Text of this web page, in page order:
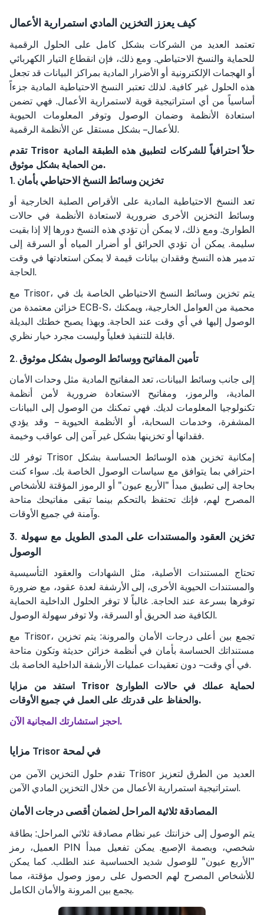
كيف يعزز التخزين المادي استمرارية الأعمال
تعتمد العديد من الشركات بشكل كامل على الحلول الرقمية
للحماية والنسخ الاحتياطي. ومع ذلك، فإن انقطاع التيار الكهربائي
أو الهجمات الإلكترونية أو الأضرار المادية بمراكز البيانات قد تجعل
هذه الحلول غير كافية. لذلك تعتبر النسخ الاحتياطية المادية جزءاً
أساسياً من أي استراتيجية قوية لاستمرارية الأعمال. فهي تضمن
استعادة الأنظمة وضمان الوصول وتوفر المعلومات الحيوية
للأعمال – بشكل مستقل عن الأنظمة الرقمية.
تقدم Trisor حلاً احترافياً للشركات لتطبيق هذه الطبقة المادية
من الحماية بشكل موثوق.
1. تخزين وسائط النسخ الاحتياطي بأمان
تعد النسخ الاحتياطية المادية على الأقراص الصلبة الخارجية أو
وسائط التخزين الأخرى ضرورية لاستعادة الأنظمة في حالات
الطوارئ. ومع ذلك، لا يمكن أن تؤدي هذه النسخ دورها إلا إذا بقيت
سليمة. يمكن أن تؤدي الحرائق أو أضرار المياه أو السرقة إلى
تدمير هذه النسخ وفقدان بيانات قيمة لا يمكن استعادتها في وقت
الحاجة.
مع Trisor، يتم تخزين وسائط النسخ الاحتياطي الخاصة بك في
خزائن معتمدة من ECB-S، محمية من العوامل الخارجية، ويمكنك
الوصول إليها في أي وقت عند الحاجة. وبهذا يصبح خطتك البديلة
قابلة للتنفيذ فعلياً وليست مجرد خيار نظري.
2. تأمين المفاتيح ووسائط الوصول بشكل موثوق
إلى جانب وسائط البيانات، تعد المفاتيح المادية مثل وحدات الأمان
المادية، والرموز، ومفاتيح الاستعادة ضرورية لأمن أنظمة
تكنولوجيا المعلومات لديك. فهي تمكنك من الوصول إلى البيانات
المشفرة، وخدمات السحابة، أو الأنظمة الحيوية – وقد يؤدي
فقدانها أو تخزينها بشكل غير آمن إلى عواقب وخيمة.
توفر لك Trisor إمكانية تخزين هذه الوسائط الحساسة بشكل
احترافي بما يتوافق مع سياسات الوصول الخاصة بك. سواء كنت
بحاجة إلى تطبيق مبدأ "الأربع عيون" أو الرموز المؤقتة للأشخاص
المصرح لهم، فإنك تحتفظ بالتحكم بينما تبقى مفاتيحك متاحة
وآمنة في جميع الأوقات.
3. تخزين العقود والمستندات على المدى الطويل مع سهولة
الوصول
تحتاج المستندات الأصلية، مثل الشهادات والعقود التأسيسية
والمستندات الحيوية الأخرى، إلى الأرشفة لعدة عقود، مع ضرورة
توفرها بسرعة عند الحاجة. غالباً لا توفر الحلول الداخلية الحماية
الكافية ضد الحريق أو السرقة، ولا توفر سهولة الوصول.
مع Trisor، تجمع بين أعلى درجات الأمان والمرونة: يتم تخزين
مستنداتك الحساسة بأمان في أنظمة خزائن حديثة وتكون متاحة
في أي وقت – دون تعقيدات عمليات الأرشفة الداخلية الخاصة بك.
استفد من مزايا Trisor لحماية عملك في حالات الطوارئ
والحفاظ على قدرتك على العمل في جميع الأوقات.
احجز استشارتك المجانية الآن.
مزايا Trisor في لمحة
تقدم حلول التخزين الآمن من Trisor العديد من الطرق لتعزيز
استراتيجية استمرارية الأعمال من خلال التخزين المادي الآمن.
المصادقة ثلاثية المراحل لضمان أقصى درجات الأمان
يتم الوصول إلى خزانتك عبر نظام مصادقة ثلاثي المراحل: بطاقة
العميل، رمز PIN شخصي، وبصمة الإصبع. يمكن تفعيل مبدأ
"الأربع عيون" للوصول شديد الحساسية عند الطلب. كما يمكن
للأشخاص المصرح لهم الحصول على رموز وصول مؤقتة، مما
يجمع بين المرونة والأمان الكامل.